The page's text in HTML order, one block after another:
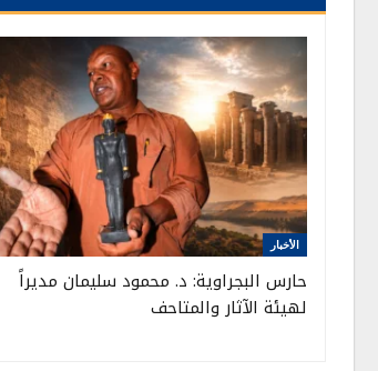
الأخبار
حارس البجراوية: د. محمود سليمان مديراً
لهيئة الآثار والمتاحف